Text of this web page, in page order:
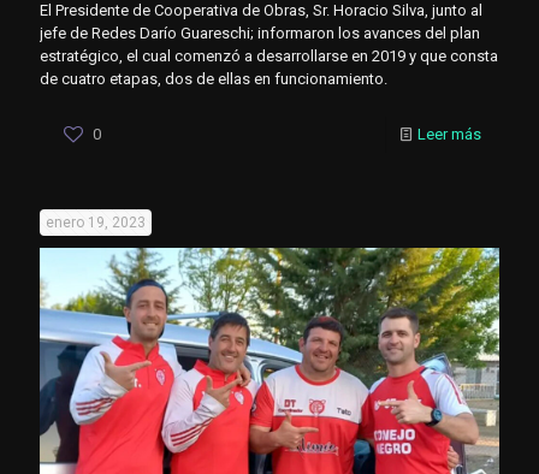
El Presidente de Cooperativa de Obras, Sr. Horacio Silva, junto al
jefe de Redes Darío Guareschi; informaron los avances del plan
estratégico, el cual comenzó a desarrollarse en 2019 y que consta
de cuatro etapas, dos de ellas en funcionamiento.
0 Leer más
enero 19, 2023